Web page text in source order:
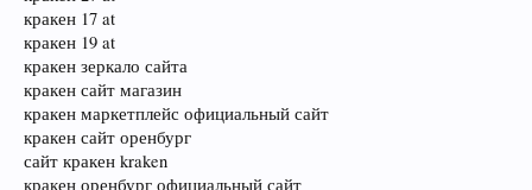
кракен 17 at
кракен 19 at
кракен зеркало сайта
кракен сайт магазин
кракен маркетплейс официальный сайт
кракен сайт оренбург
сайт кракен kraken
кракен оренбург официальный сайт